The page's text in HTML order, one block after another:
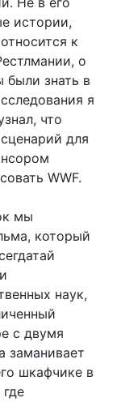
истории,
к
о
были знать в
я
что
для
WWF.
мы
который
наук,
с двумя
заманивает
шкафчике в